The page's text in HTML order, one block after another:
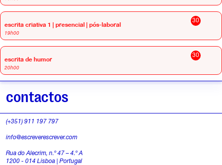
30
escrita criativa 1 | presencial | pós-laboral
19h00
30
escrita de humor
20h00
contactos
(+351) 911 197 797
info@escreverescrever.com
Rua do Alecrim, n.º 47 – 4.º A
1200 - 014 Lisboa | Portugal